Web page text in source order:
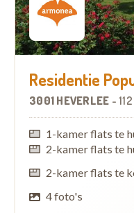
Residentie
3001 HEVERLEE -
1-kamer flats te
2-kamer flats te
2-kamer flats te
4 foto's